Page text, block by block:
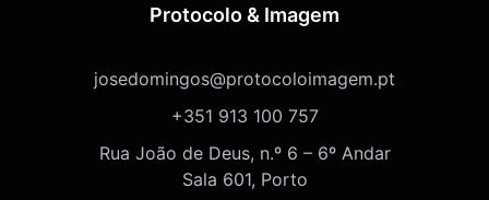
Protocolo & Imagem
josedomingos@protocoloimagem.pt
+351 913 100 757
Rua João de Deus, n.º 6 – 6º Andar
Sala 601, Porto